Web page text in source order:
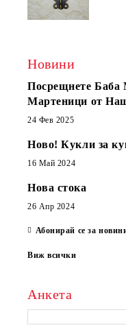
Новини
Посрещнете Баба
Мартеници от
24 Фев 2025
Ново! Кукли за
16 Май 2024
Нова стока
26 Апр 2024
Абонирай се за
Виж всички
Анкета